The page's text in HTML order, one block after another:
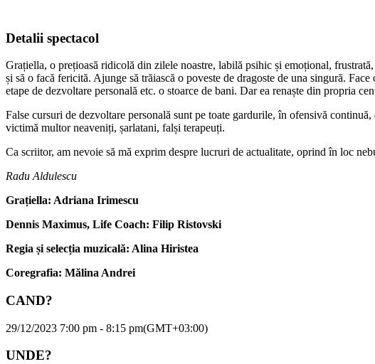
Detalii spectacol
Grațiella, o prețioasă ridicolă din zilele noastre, labilă psihic și emoțional,
și să o facă fericită. Ajunge să trăiască o poveste de dragoste de una singură.
etape de dezvoltare personală etc. o stoarce de bani. Dar ea renaște din propria
False cursuri de dezvoltare personală sunt pe toate gardurile, în ofensivă
victimă multor neaveniți, șarlatani, falși terapeuți.
Ca scriitor, am nevoie să mă exprim despre lucruri de actualitate, oprind în loc
Radu Aldulescu
Grațiella: Adriana Irimescu
Dennis Maximus, Life Coach: Filip Ristovski
Regia și selecția muzicală: Alina Hiristea
Coregrafia: Mălina Andrei
CAND?
29/12/2023 7:00 pm - 8:15 pm(GMT+03:00)
UNDE?